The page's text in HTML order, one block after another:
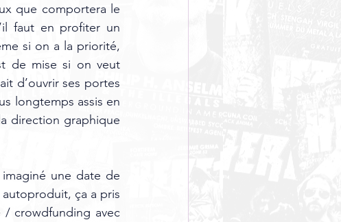
que comportera le
faut en profiter un
si on a la priorité,
de mise si on veut
d’ouvrir ses portes
longtemps assis en
direction graphique
une date de
ça a pris
/ crowdfunding avec